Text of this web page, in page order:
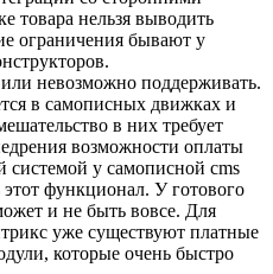
товара нельзя выводить
ограничения бывают у
невозможно поддерживать.
в самописных движках и
в них требует
возможности оплаты
системой у самописной cms
функционал. У готового
и не быть вовсе. Для
уже существуют платные
которые очень быстро